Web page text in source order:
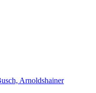
Arnoldshainer